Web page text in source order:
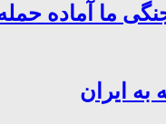
ما آماده
به ایران